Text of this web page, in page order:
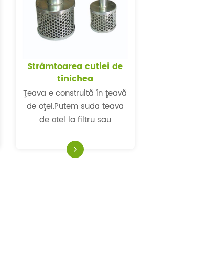
Strâmtoarea cutiei de
tinichea
Ţeava e construită în ţeavă
de oţel.Putem suda teava
de otel la filtru sau
filtru.